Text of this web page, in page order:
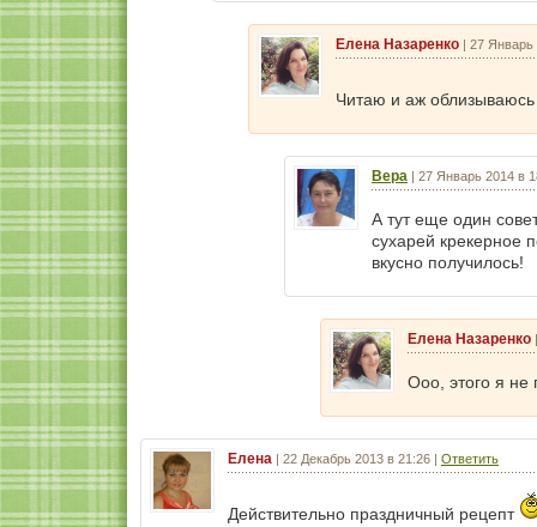
Елена Назаренко | 27 Январь
Читаю и аж
Вера | 27 Январь 2014 в
А тут еще один
сухарей крекерное
вкусно получилось!
Елена Назаренко
Ооо, этого я не
Елена | 22 Декабрь 2013 в 21:26 | Ответить
Действительно праздничный рецепт